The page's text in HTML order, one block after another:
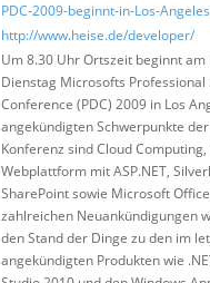
PDC-2009-beginnt-in-Los-
http://www.heise.de/developer/
Um 8.30 Uhr Ortszeit beginnt
Dienstag Microsofts
Conference (PDC) 2009 in Los
angekündigten Schwerpunkte
Konferenz sind Cloud
Webplattform mit ASP.NET,
SharePoint sowie Microsoft
zahlreichen Neuankündigungen
den Stand der Dinge zu den im
angekündigten Produkten wie